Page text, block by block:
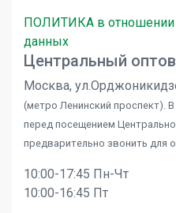
ПОЛИТИКА в отношении
данных
Центральный
Москва,
(метро Ленинский проспект).
перед посещением
предварительно звонить для
10:00-17:45 Пн-Чт
10:00-16:45 Пт